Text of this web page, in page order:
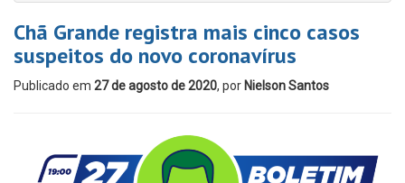
Chã Grande registra mais cinco casos
suspeitos do novo coronavírus
Publicado em 27 de agosto de 2020, por Nielson Santos